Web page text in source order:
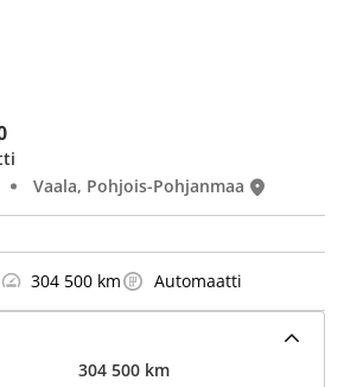
Vaala, Pohjois-Pohjanmaa
304 500 km Automaatti
304 500 km